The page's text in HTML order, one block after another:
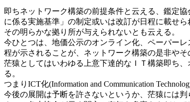
即ちネットワーク構築の前提条件と云える、鑑定
に係る実施基準」の制定或いは改訂が日程に載せ
その明らかな拠り所が与えられないとも云える。
今ひとつは、地価公示のオンライン化、ペーパー
程が示されることが、ネットワーク構築の是非や
茫猿としてはいわゆる上意下達的なＩＴ構築即ち
る。
つまりICT化(Information and Communication
今後の展開は予断を許さないというか、茫猿には